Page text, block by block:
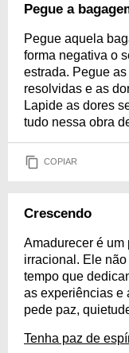
Pegue a
Pegue aquela
forma negativa o
estrada. Pegue
resolvidas e as
Lapide as dores
tudo nessa obra
COPIAR
Crescendo
Amadurecer é um
irracional. Ele
tempo que
as experiências e
pede paz,
Tenha paz de